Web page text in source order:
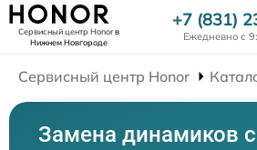
Сервисный центр Honorв
Нижнем Новгороде
+7 (831)
Ежедневно с
Сервисный центр Honor
Замена динамиков